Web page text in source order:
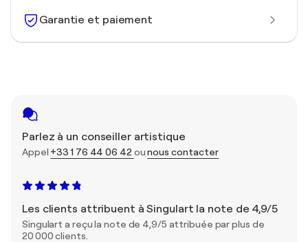
Garantie et paiement
Parlez à un conseiller artistique
Appel +33 1 76 44 06 42 ounous contacter
Les clients attribuent à Singulart la note de 4,9/5
Singulart a reçu la note de 4,9/5 attribuée par plus de
20 000 clients.